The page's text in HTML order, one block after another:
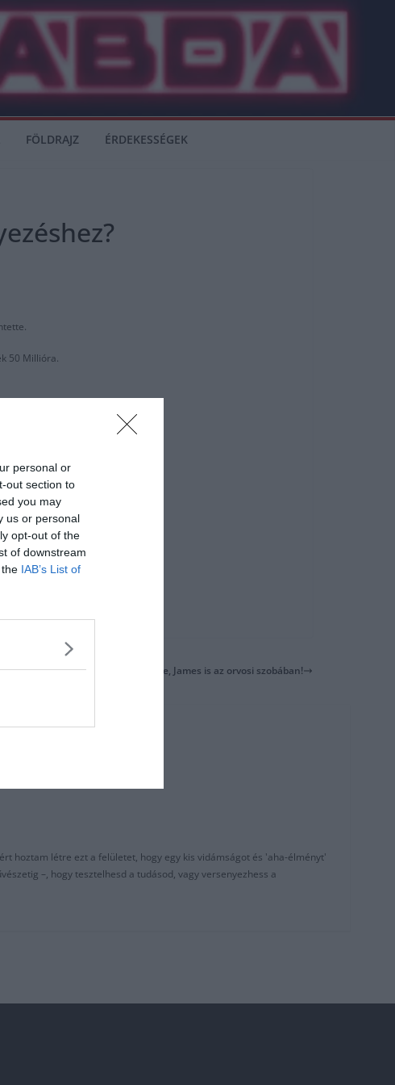
personal or
out section to
you may
us or personal
opt-out of the
of downstream
IAB’s List of
FÖLDRAJZ ÉRDEKESSÉGEK
50 Millióra.
Fájhat Zidane feje, James is az orvosi szobában!
hoztam létre ezt a felületet, hogy egy kis vidámságot és 'aha-élményt'
–, hogy tesztelhesd a tudásod, vagy versenyezhess a